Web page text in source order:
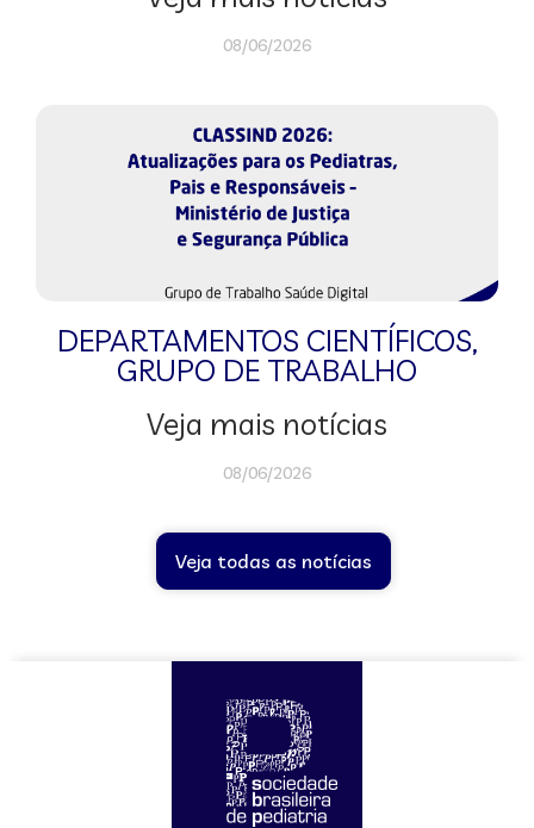
08/06/2026
DEPARTAMENTOS CIENTÍFICOS,
GRUPO DE TRABALHO
Veja mais notícias
08/06/2026
Veja todas as notícias